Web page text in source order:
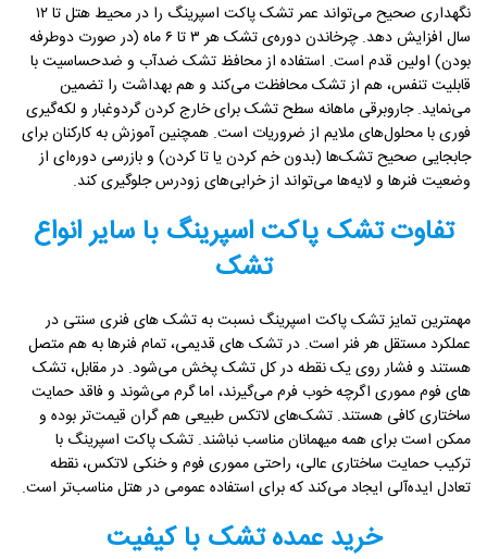
نگهداری صحیح می‌تواند عمر تشک پاکت اسپرینگ را در محیط هتل تا ۱۲
سال افزایش دهد. چرخاندن دوره‌ی تشک هر ۳ تا ۶ ماه (در صورت دوطرفه
بودن) اولین قدم است. استفاده از محافظ تشک ضدآب و ضدحساسیت با
قابلیت تنفس، هم از تشک محافظت می‌کند و هم بهداشت را تضمین
می‌نماید. جاروبرقی ماهانه سطح تشک برای خارج کردن گردوغبار و لکه‌گیری
فوری با محلول‌های ملایم از ضروریات است. همچنین آموزش به کارکنان برای
جابجایی صحیح تشک‌ها (بدون خم کردن یا تا کردن) و بازرسی دوره‌ای از
وضعیت فنرها و لایه‌ها می‌تواند از خرابی‌های زودرس جلوگیری کند.
تفاوت تشک پاکت اسپرینگ با سایر انواع
تشک
مهمترین تمایز تشک پاکت اسپرینگ نسبت به تشک های فنری سنتی در
عملکرد مستقل هر فنر است. در تشک های قدیمی، تمام فنرها به هم متصل
هستند و فشار روی یک نقطه در کل تشک پخش می‌شود. در مقابل، تشک
های فوم مموری اگرچه خوب فرم می‌گیرند، اما گرم می‌شوند و فاقد حمایت
ساختاری کافی هستند. تشک‌های لاتکس طبیعی هم گران قیمت‌تر بوده و
ممکن است برای همه میهمانان مناسب نباشند. تشک پاکت اسپرینگ با
ترکیب حمایت ساختاری عالی، راحتی مموری فوم و خنکی لاتکس، نقطه
تعادل ایده‌آلی ایجاد می‌کند که برای استفاده عمومی در هتل مناسب‌تر است.
خرید عمده تشک با کیفیت